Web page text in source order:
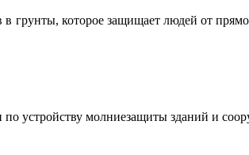
грунты, которое защищает людей от
устройству молниезащиты зданий и